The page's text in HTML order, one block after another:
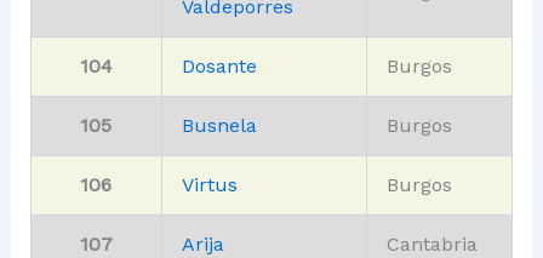
Valdeporres
104 Dosante Burgos
105 Busnela Burgos
106 Virtus Burgos
107 Arija Cantabria